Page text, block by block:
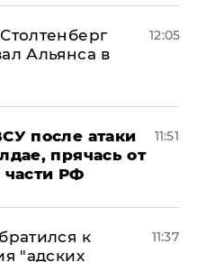
Альянса в
12:05
после атаки
прячась от
части РФ
11:51
к
"адских
11:37